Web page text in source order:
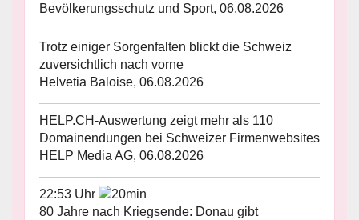
Bevölkerungsschutz und Sport, 06.08.2026
Trotz einiger Sorgenfalten blickt die Schweiz
zuversichtlich nach vorne
Helvetia Baloise, 06.08.2026
HELP.CH-Auswertung zeigt mehr als 110
Domainendungen bei Schweizer Firmenwebsites
HELP Media AG, 06.08.2026
22:53 Uhr
80 Jahre nach Kriegsende: Donau gibt